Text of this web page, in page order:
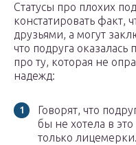
Статусы про плохих
констатировать факт,
друзьями, а могут
что подруга оказалась
про ту, которая не
надежд:
Говорят, что
бы не хотела в
только лицемерки.